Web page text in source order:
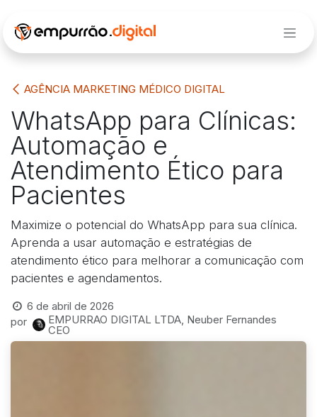
AGÊNCIA MARKETING MÉDICO DIGITAL
WhatsApp para Clínicas:
Automação e
Atendimento Ético para
Pacientes
Maximize o potencial do WhatsApp para sua clínica.
Aprenda a usar automação e estratégias de
atendimento ético para melhorar a comunicação com
pacientes e agendamentos.
6 de abril de 2026
por
EMPURRAO DIGITAL LTDA, Neuber Fernandes
CEO